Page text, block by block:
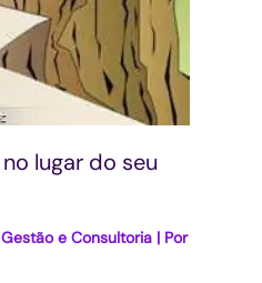
lugar do seu
Gestão e Consultoria | Por